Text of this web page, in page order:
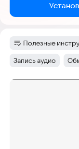
Категория:
Полезные
Тег:
Запись аудио Тег